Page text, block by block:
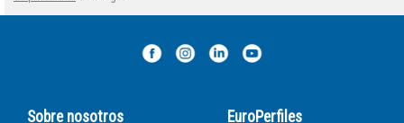
Sobre nosotros EuroPerfiles